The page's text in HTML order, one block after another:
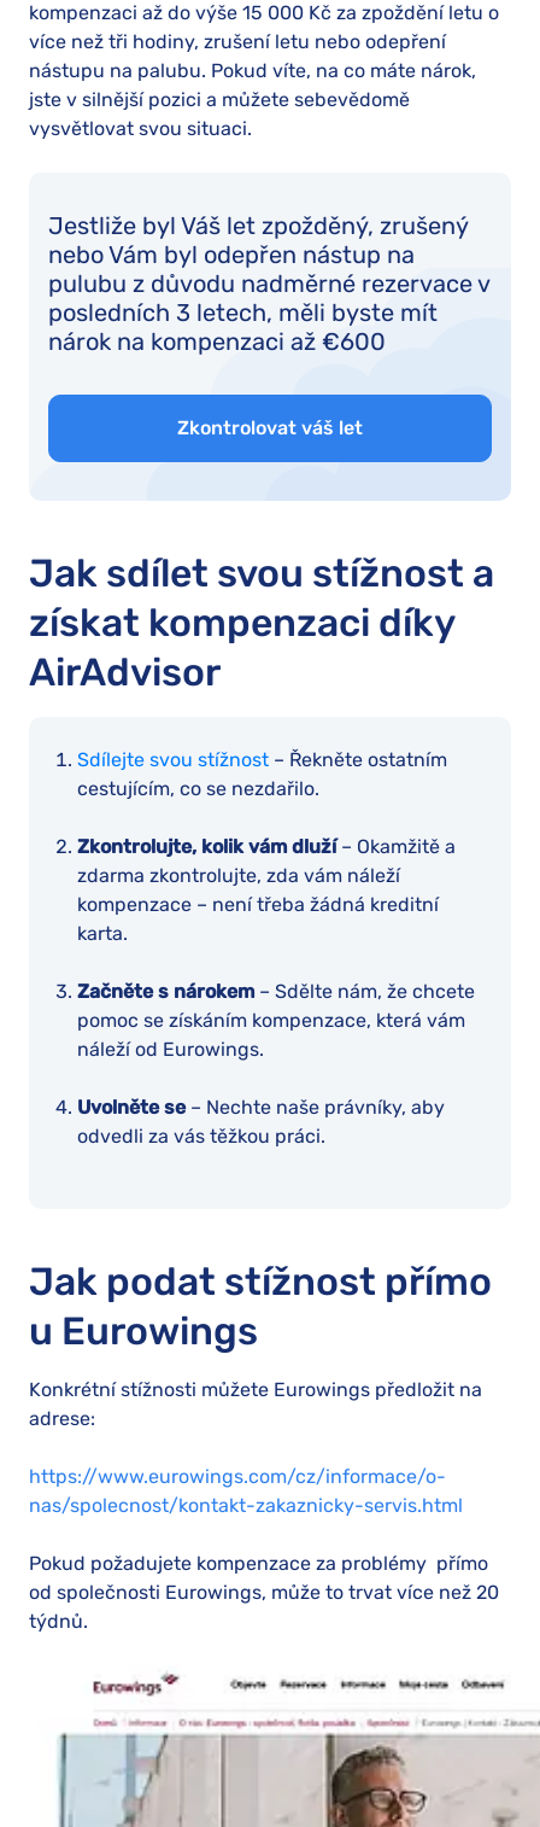
kompenzaci až do výše 15 000 Kč za zpoždění letu o
více než tři hodiny, zrušení letu nebo odepření
nástupu na palubu. Pokud víte, na co máte nárok,
jste v silnější pozici a můžete sebevědomě
vysvětlovat svou situaci.
Jestliže byl Váš let zpožděný, zrušený
nebo Vám byl odepřen nástup na
pulubu z důvodu nadměrné rezervace v
posledních 3 letech, měli byste mít
nárok na kompenzaci až €600
Zkontrolovat váš let
Jak sdílet svou stížnost a
získat kompenzaci díky
AirAdvisor
Sdílejte svou stížnost – Řekněte ostatním
cestujícím, co se nezdařilo.
Zkontrolujte, kolik vám dluží– Okamžitě a
zdarma zkontrolujte, zda vám náleží
kompenzace – není třeba žádná kreditní
karta.
Začněte s nárokem– Sdělte nám, že chcete
pomoc se získáním kompenzace, která vám
náleží od Eurowings.
Uvolněte se– Nechte naše právníky, aby
odvedli za vás těžkou práci.
Jak podat stížnost přímo
u Eurowings
Konkrétní stížnosti můžete Eurowings předložit na
adrese:
https://www.eurowings.com/cz/informace/o-
nas/spolecnost/kontakt-zakaznicky-servis.html
Pokud požadujete kompenzace za problémy přímo
od společnosti Eurowings, může to trvat více než 20
týdnů.